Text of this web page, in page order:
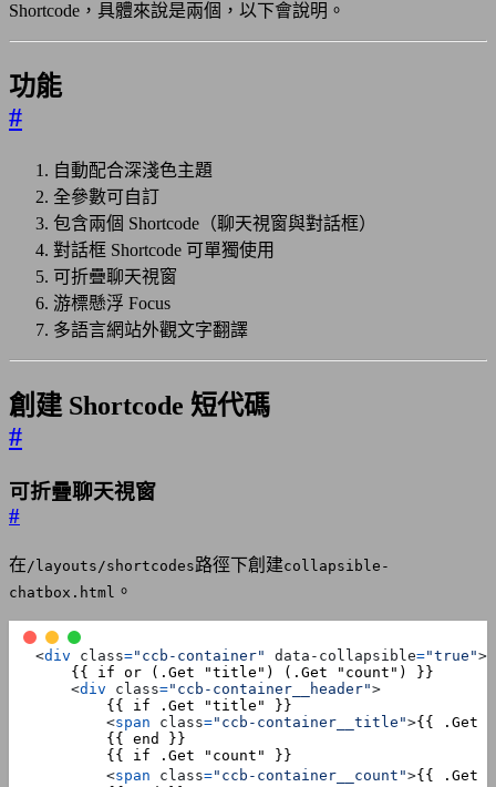
Shortcode，具體來說是兩個，以下會說明。
功能
#
自動配合深淺色主題
全參數可自訂
包含兩個 Shortcode（聊天視窗與對話框）
對話框 Shortcode 可單獨使用
可折疊聊天視窗
游標懸浮 Focus
多語言網站外觀文字翻譯
創建 Shortcode 短代碼
#
可折疊聊天視窗
#
在 /layouts/shortcodes路徑下創建collapsible-
chatbox.html 。
<div class="ccb-container" data-collapsible="true">
<div class="ccb-container__header">
<span class="ccb-container__title">{{ .Get
<span class="ccb-container__count">{{ .Get